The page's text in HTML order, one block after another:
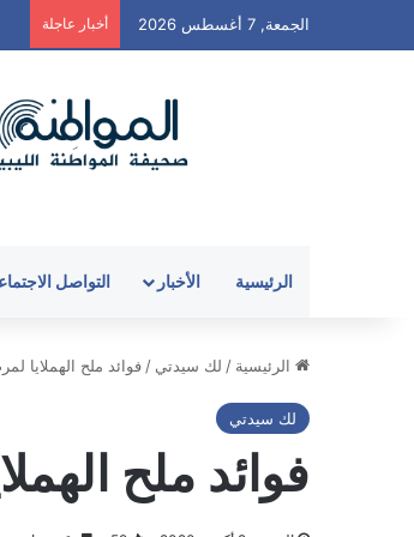
الجمعة, 7 أغسطس 2026 أخبار عاجلة
الرئيسية الأخبار التواصل
الرئيسية / لك سيدتي / فوائد ملح الهملايا
لك سيدتي
فوائد ملح